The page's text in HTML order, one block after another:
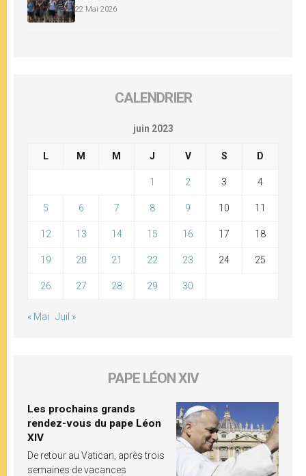
22 Mai 2026
CALENDRIER
juin 2023
L M M J V S D
1 2 3 4
5 6 7 8 9 10 11
12 13 14 15 16 17 18
19 20 21 22 23 24 25
26 27 28 29 30
« Mai Juil »
PAPE LÉON XIV
Les prochains grands
rendez-vous du pape Léon
XIV
De retour au Vatican, après trois
semaines de vacances